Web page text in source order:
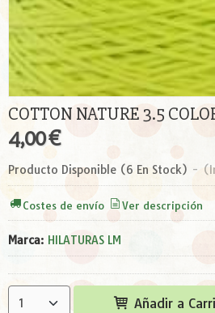
COTTON NATURE 3.5
4,00 €
Producto Disponible (6 En Stock) -
Costes de envío Ver descripción
Marca: HILATURAS LM
Añadir a